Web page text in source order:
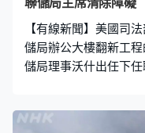
【有線新聞】美國司
儲局辦公大樓翻新工
儲局理事沃什出任下
威爾就聯儲局大樓翻